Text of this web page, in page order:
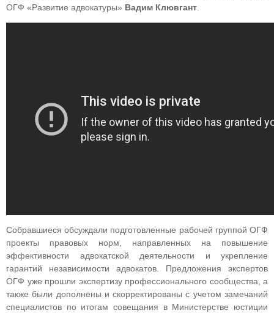
ОГФ «Развитие адвокатуры» Вадим Клювгант
Собравшиеся обсуждали подготовленные рабочей группой ОГФ
проекты правовых норм, направленных на повышение
эффективности адвокатской деятельности и укрепление
гарантий независимости адвокатов. Предложения экспертов
ОГФ уже прошли экспертизу профессионального сообщества, а
также были дополнены и скорректированы с учетом замечаний
специалистов по итогам совещания в Министерстве юстиции